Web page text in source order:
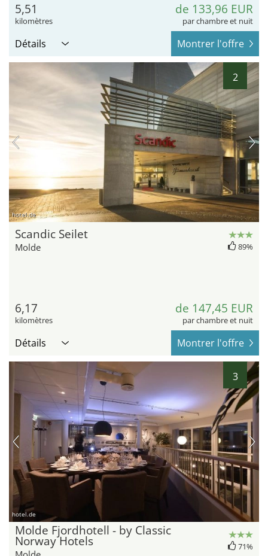
5,51
kilomètres
de 133,96 EUR
par chambre et nuit
Détails Montrer l'offre
2
hotel.de
Scandic Seilet
Molde 89%
6,17
kilomètres
de 147,45 EUR
par chambre et nuit
Détails Montrer l'offre
3
hotel.de
Molde Fjordhotell - by Classic
Norway Hotels 71%